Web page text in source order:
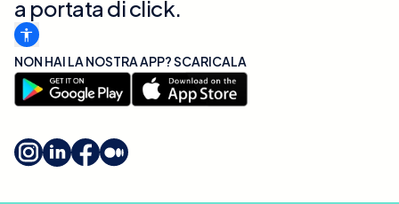
a portata di click.
NON HAI LA NOSTRA APP? SCARICALA